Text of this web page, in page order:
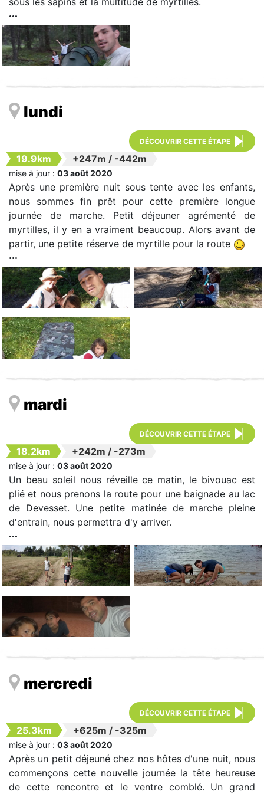
lundi
DÉCOUVRIR CETTE ÉTAPE
19.9km +247m / -442m
mise à jour : 03 août 2020
Après une première nuit sous tente avec les enfants,
nous sommes fin prêt pour cette première longue
journée de marche. Petit déjeuner agrémenté de
myrtilles, il y en a vraiment beaucoup. Alors avant de
partir, une petite réserve de myrtille pour la route
mardi
DÉCOUVRIR CETTE ÉTAPE
18.2km +242m / -273m
mise à jour : 03 août 2020
Un beau soleil nous réveille ce matin, le bivouac est
plié et nous prenons la route pour une baignade au lac
de Devesset. Une petite matinée de marche pleine
d'entrain, nous permettra d'y arriver.
mercredi
DÉCOUVRIR CETTE ÉTAPE
25.3km +625m / -325m
mise à jour : 03 août 2020
Après un petit déjeuné chez nos hôtes d'une nuit, nous
commençons cette nouvelle journée la tête heureuse
de cette rencontre et le ventre comblé. Un grand